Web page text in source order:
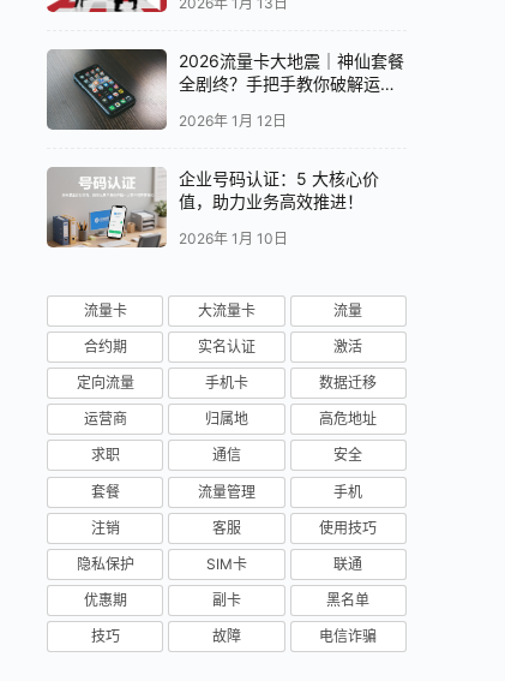
时机
2026流量卡大地震｜神仙套餐
全剧终？手把手教你破解运营
2026年 1月 12日
企业号码认证：5 大核心价
值，助力业务高效推进！
2026年 1月 10日
流量卡 大流量卡 流量
合约期 实名认证 激活
定向流量 手机卡 数据迁移
运营商 归属地 高危地址
求职 通信 安全
套餐 流量管理 手机
注销 客服 使用技巧
隐私保护 SIM卡 联通
优惠期 副卡 黑名单
技巧 故障 电信诈骗